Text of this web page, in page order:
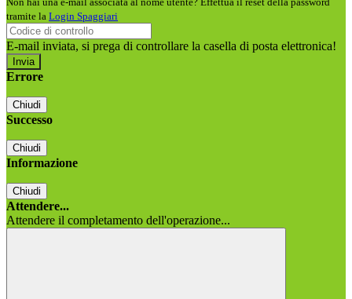
tramite la Login Spaggiari
E-mail inviata, si prega di controllare la casella di posta elettronica!
Errore
Chiudi
Successo
Chiudi
Informazione
Chiudi
Attendere...
Attendere il completamento dell'operazione...